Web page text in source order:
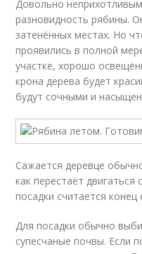
Довольно
разновидность рябины.
затенённых местах. Но
проявились в полной
участке, хорошо
крона дерева будет
будут сочными и
Сажается деревце
как перестаёт
посадки считается
Для посадки обычно
супесчаные почвы. Если